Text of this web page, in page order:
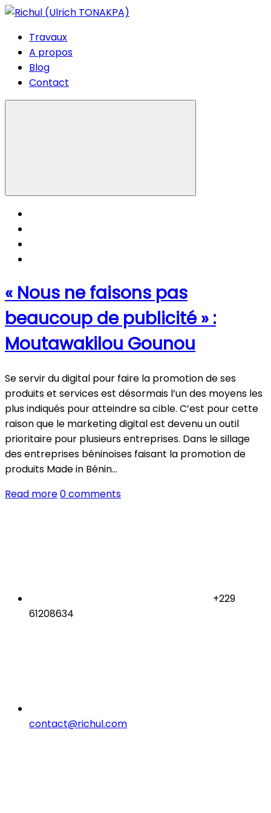
Travaux
A propos
Blog
Contact
« Nous ne faisons pas
beaucoup de publicité » :
Moutawakilou Gounou
Se servir du digital pour faire la promotion de ses
produits et services est désormais l’un des moyens les
plus indiqués pour atteindre sa cible. C’est pour cette
raison que le marketing digital est devenu un outil
prioritaire pour plusieurs entreprises. Dans le sillage
des entreprises béninoises faisant la promotion de
produits Made in Bénin…
Read more0 comments
+229
61208634
contact@richul.com